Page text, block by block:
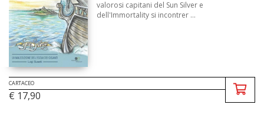
valorosi capitani del Sun Silver e
dell'Immortality si incontrer ...
CARTACEO
€ 17,90